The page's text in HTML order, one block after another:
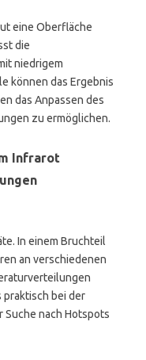
eine Oberfläche
die
niedrigem
können das Ergebnis
das Anpassen des
zu ermöglichen.
Infrarot
In einem Bruchteil
an verschiedenen
praktisch bei der
nach Hotspots